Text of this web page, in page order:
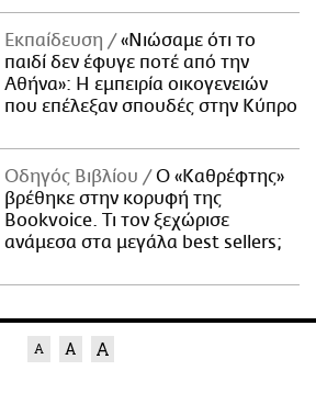
Εκπαίδευση
«Νιώσαμε ότι το
παιδί δεν έφυγε ποτέ από την
Αθήνα»: Η εμπειρία οικογενειών
που επέλεξαν σπουδές στην Κύπρο
Οδηγός Βιβλίου
Ο «Καθρέφτης»
βρέθηκε στην κορυφή της
Bookvoice. Τι τον ξεχώρισε
ανάμεσα στα μεγάλα best sellers;